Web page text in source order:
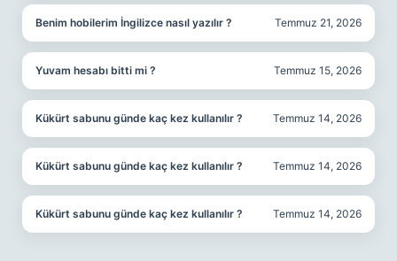
Benim hobilerim İngilizce nasıl yazılır ? Temmuz 21, 2026
Yuvam hesabı bitti mi ? Temmuz 15, 2026
Kükürt sabunu günde kaç kez kullanılır ? Temmuz 14, 2026
Kükürt sabunu günde kaç kez kullanılır ? Temmuz 14, 2026
Kükürt sabunu günde kaç kez kullanılır ? Temmuz 14, 2026